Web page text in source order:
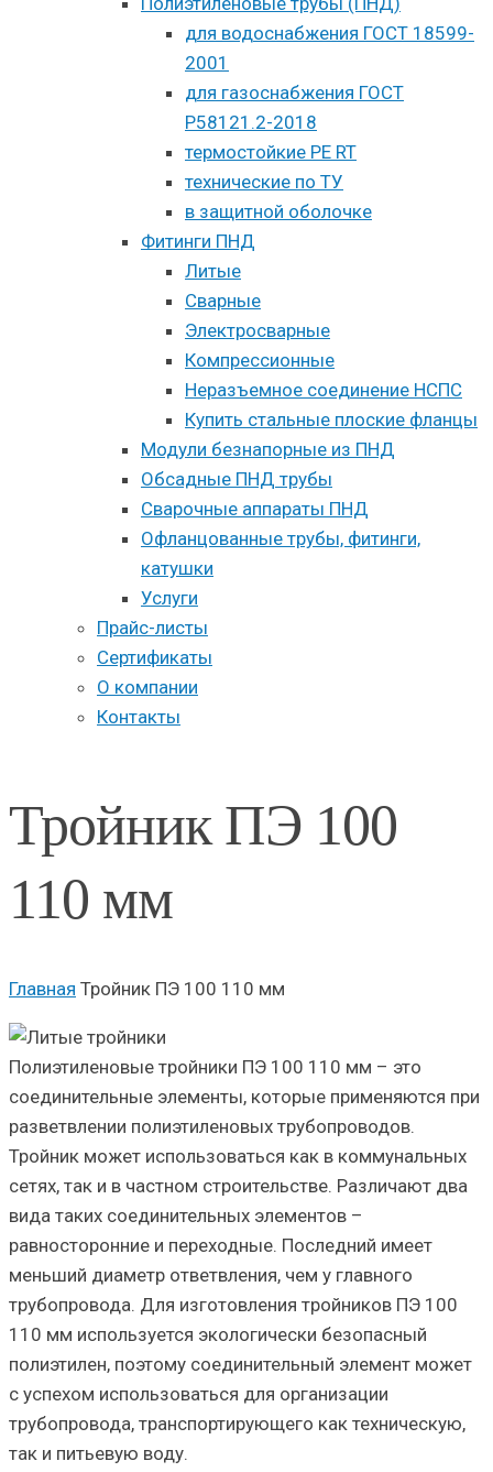
для водоснабжения ГОСТ 18599-
2001
для газоснабжения ГОСТ
Р58121.2-2018
термостойкие PE RT
технические по ТУ
в защитной оболочке
Фитинги ПНД
Литые
Сварные
Электросварные
Компрессионные
Неразъемное соединение НСПС
Купить стальные плоские фланцы
Модули безнапорные из ПНД
Обсадные ПНД трубы
Сварочные аппараты ПНД
Офланцованные трубы, фитинги,
катушки
Услуги
Прайс-листы
Сертификаты
О компании
Контакты
Тройник ПЭ 100
110 мм
Главная Тройник ПЭ 100 110 мм
Полиэтиленовые тройники ПЭ 100 110 мм – это
соединительные элементы, которые применяются при
разветвлении полиэтиленовых трубопроводов.
Тройник может использоваться как в коммунальных
сетях, так и в частном строительстве. Различают два
вида таких соединительных элементов –
равносторонние и переходные. Последний имеет
меньший диаметр ответвления, чем у главного
трубопровода. Для изготовления тройников ПЭ 100
110 мм используется экологически безопасный
полиэтилен, поэтому соединительный элемент может
с успехом использоваться для организации
трубопровода, транспортирующего как техническую,
так и питьевую воду.